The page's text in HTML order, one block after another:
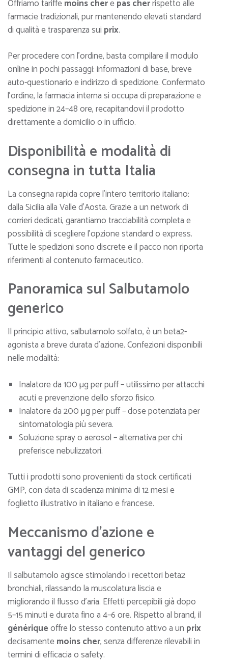
Offriamo tariffemoins cherepas cherrispetto alle
farmacie tradizionali, pur mantenendo elevati standard
di qualità e trasparenza sui prix.
Per procedere con l’ordine, basta compilare il modulo
online in pochi passaggi: informazioni di base, breve
auto-questionario e indirizzo di spedizione. Confermato
l’ordine, la farmacia interna si occupa di preparazione e
spedizione in 24–48 ore, recapitandovi il prodotto
direttamente a domicilio o in ufficio.
Disponibilità e modalità di
consegna in tutta Italia
La consegna rapida copre l’intero territorio italiano:
dalla Sicilia alla Valle d’Aosta. Grazie a un network di
corrieri dedicati, garantiamo tracciabilità completa e
possibilità di scegliere l’opzione standard o express.
Tutte le spedizioni sono discrete e il pacco non riporta
riferimenti al contenuto farmaceutico.
Panoramica sul Salbutamolo
generico
Il principio attivo, salbutamolo solfato, è un beta2-
agonista a breve durata d’azione. Confezioni disponibili
nelle modalità:
Inalatore da 100 µg per puff – utilissimo per attacchi
acuti e prevenzione dello sforzo fisico.
Inalatore da 200 µg per puff – dose potenziata per
sintomatologia più severa.
Soluzione spray o aerosol – alternativa per chi
preferisce nebulizzatori.
Tutti i prodotti sono provenienti da stock certificati
GMP, con data di scadenza minima di 12 mesi e
foglietto illustrativo in italiano e francese.
Meccanismo d'azione e
vantaggi del generico
Il salbutamolo agisce stimolando i recettori beta2
bronchiali, rilassando la muscolatura liscia e
migliorando il flusso d’aria. Effetti percepibili già dopo
5–15 minuti e durata fino a 4–6 ore. Rispetto al brand, il
génériqueoffre lo stesso contenuto attivo a un prix
decisamentemoins cher, senza differenze rilevabili in
termini di efficacia o safety.